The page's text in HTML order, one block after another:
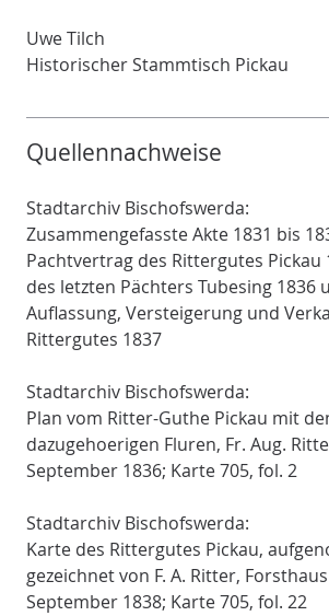
Uwe Tilch
Historischer Stammtisch Pickau
Quellennachweise
Stadtarchiv Bischofswerda:
Zusammengefasste Akte 1831 bis
Pachtvertrag des Rittergutes Pickau
des letzten Pächters Tubesing 1836
Auflassung, Versteigerung und
Rittergutes 1837
Stadtarchiv Bischofswerda:
Plan vom Ritter-Guthe Pickau mit
dazugehoerigen Fluren, Fr. Aug.
September 1836; Karte 705, fol. 2
Stadtarchiv Bischofswerda:
Karte des Rittergutes Pickau,
gezeichnet von F. A. Ritter,
September 1838; Karte 705, fol. 22